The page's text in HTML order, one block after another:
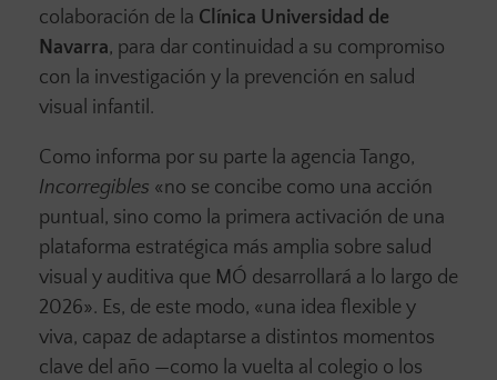
colaboración de la Clínica Universidad de
Navarra, para dar continuidad a su compromiso
con la investigación y la prevención en salud
visual infantil.
Como informa por su parte la agencia Tango,
Incorregibles «no se concibe como una acción
puntual, sino como la primera activación de una
plataforma estratégica más amplia sobre salud
visual y auditiva que MÓ desarrollará a lo largo de
2026». Es, de este modo, «una idea flexible y
viva, capaz de adaptarse a distintos momentos
clave del año —como la vuelta al colegio o los